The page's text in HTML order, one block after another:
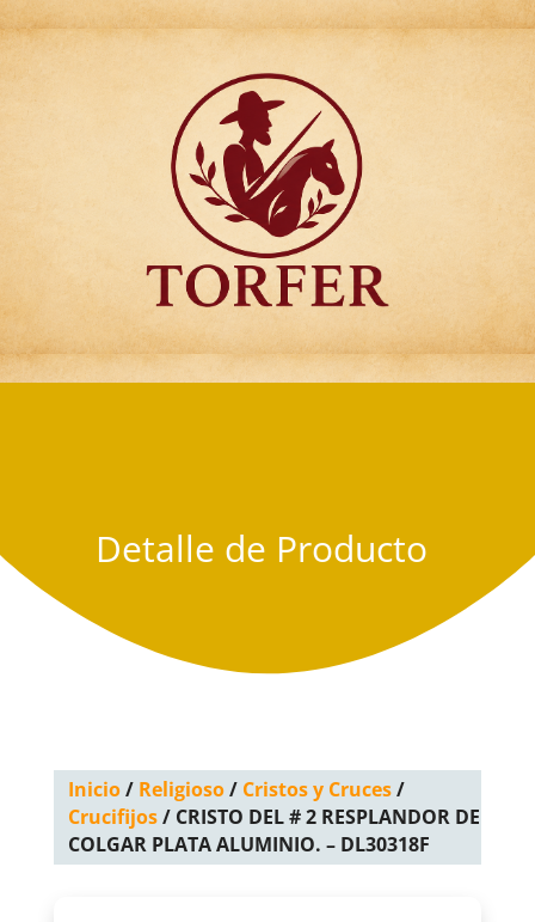
Articulos para
Regalo Torfer.
Detalle de Producto
Inicio/ Religioso/ Cristos y Cruces/
Crucifijos/ CRISTO DEL # 2 RESPLANDOR DE
COLGAR PLATA ALUMINIO. – DL30318F